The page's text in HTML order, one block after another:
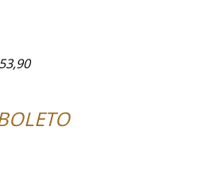
BM9 AM-82 GBB - 20 BBS quantidade